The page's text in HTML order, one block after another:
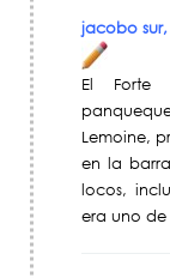
jacobo
El Forte
Lemoine,
en la
locos,
era uno